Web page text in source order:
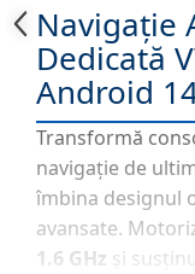
Navigație
Dedicată
Android
Transformă
navigație de
îmbina designul
avansate.
1.6 GHz și